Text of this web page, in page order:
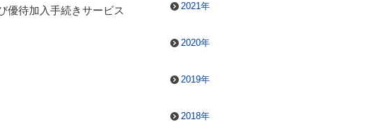
優待加入手続きサービス
2021年
2020年
2019年
2018年